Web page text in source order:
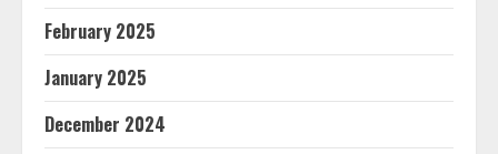
February 2025
January 2025
December 2024